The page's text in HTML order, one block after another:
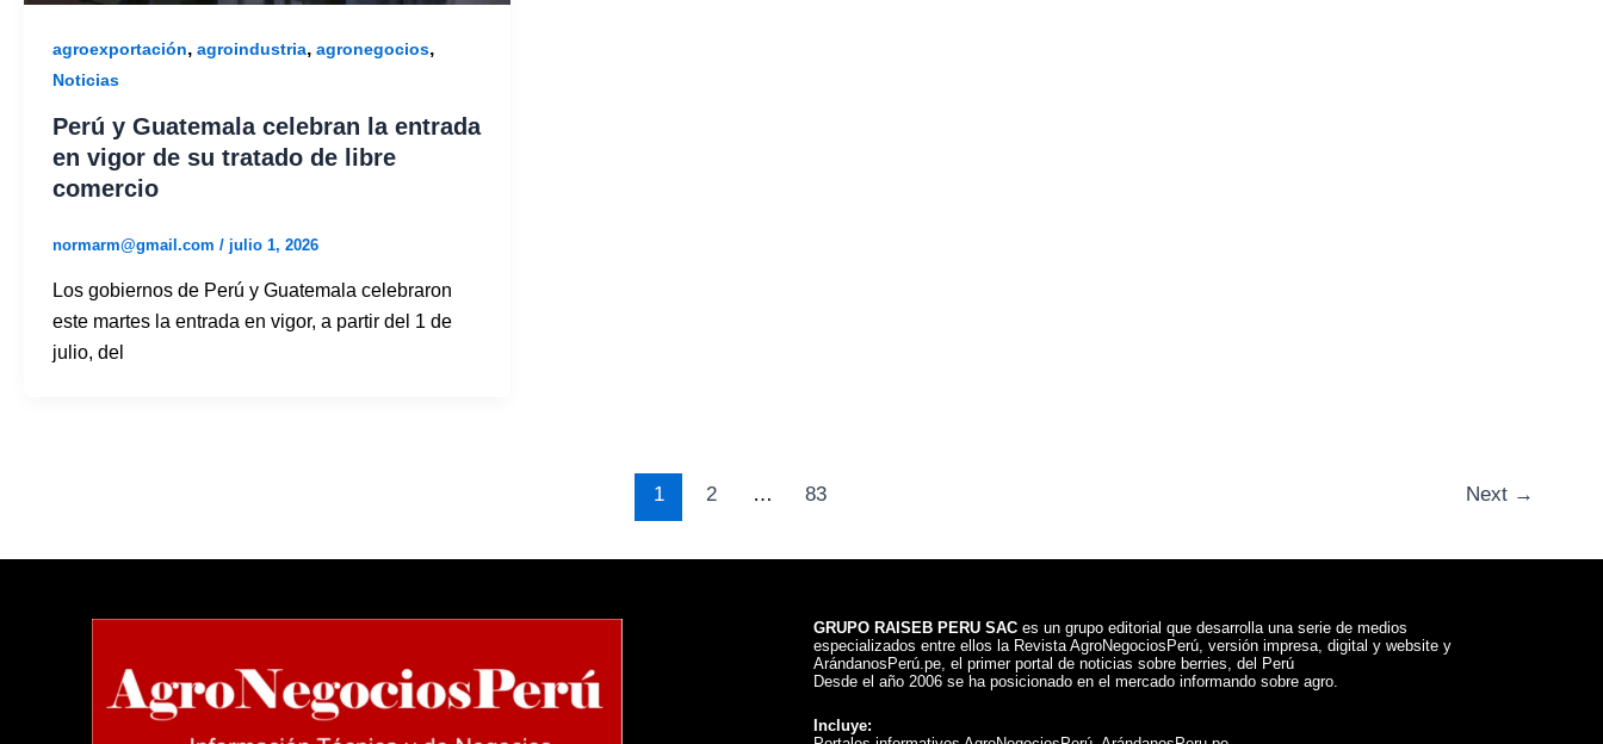
agroexportación, agroindustria, agronegocios,
Noticias
Perú y Guatemala celebran la entrada
en vigor de su tratado de libre
comercio
normarm@gmail.com / julio 1, 2026
Los gobiernos de Perú y Guatemala celebraron
este martes la entrada en vigor, a partir del 1 de
julio, del
1 2 … 83 Next →
GRUPO RAISEB PERU SAC es un grupo editorial que desarrolla una serie de medios
especializados entre ellos la Revista AgroNegociosPerú, versión impresa, digital y website y
ArándanosPerú.pe, el primer portal de noticias sobre berries, del Perú
Desde el año 2006 se ha posicionado en el mercado informando sobre agro.
Incluye: